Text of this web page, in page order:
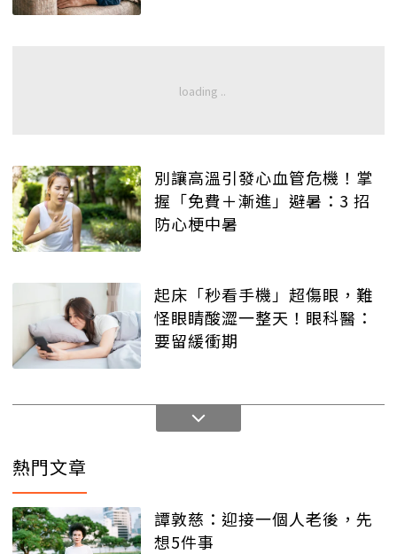
別讓高溫引發心血管危機！掌
握「免費＋漸進」避暑：3 招
防心梗中暑
起床「秒看手機」超傷眼，難
怪眼睛酸澀一整天！眼科醫：
要留緩衝期
熱門文章
譚敦慈：迎接一個人老後，先
想5件事